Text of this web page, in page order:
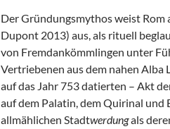
Der Gründungsmythos weist Rom
Dupont 2013) aus, als rituell
von Fremdankömmlingen unter
Vertriebenen aus dem nahen Alba
auf das Jahr 753 datierten – Akt
auf dem Palatin, dem Quirinal
allmählichen Stadtwerdungals